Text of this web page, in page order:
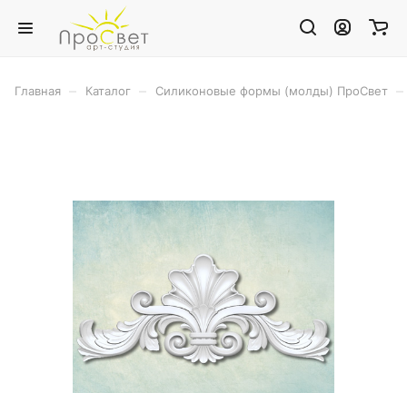
Главная Каталог Силиконовые формы (молды) ПроСвет